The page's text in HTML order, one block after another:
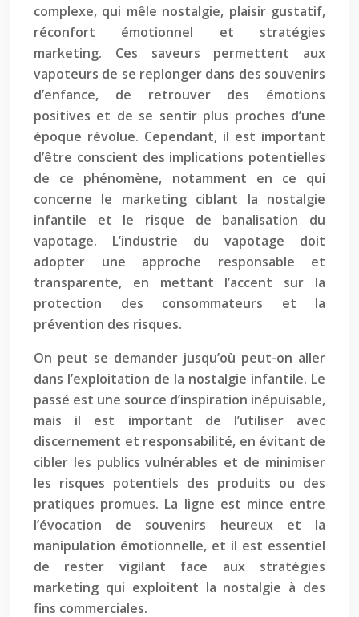
complexe, qui mêle nostalgie, plaisir gustatif,
réconfort émotionnel et stratégies
marketing. Ces saveurs permettent aux
vapoteurs de se replonger dans des souvenirs
d’enfance, de retrouver des émotions
positives et de se sentir plus proches d’une
époque révolue. Cependant, il est important
d’être conscient des implications potentielles
de ce phénomène, notamment en ce qui
concerne le marketing ciblant la nostalgie
infantile et le risque de banalisation du
vapotage. L’industrie du vapotage doit
adopter une approche responsable et
transparente, en mettant l’accent sur la
protection des consommateurs et la
prévention des risques.
On peut se demander jusqu’où peut-on aller
dans l’exploitation de la nostalgie infantile. Le
passé est une source d’inspiration inépuisable,
mais il est important de l’utiliser avec
discernement et responsabilité, en évitant de
cibler les publics vulnérables et de minimiser
les risques potentiels des produits ou des
pratiques promues. La ligne est mince entre
l’évocation de souvenirs heureux et la
manipulation émotionnelle, et il est essentiel
de rester vigilant face aux stratégies
marketing qui exploitent la nostalgie à des
fins commerciales.